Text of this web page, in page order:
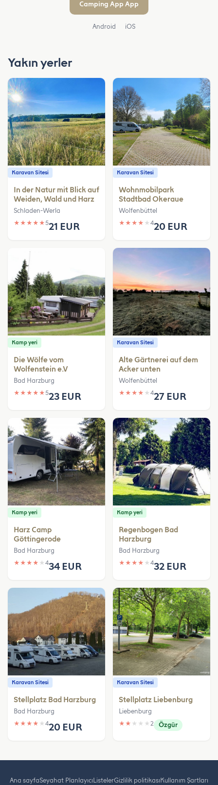
Camping App App
Android iOS
Yakın yerler
Karavan Sitesi
In der Natur mit Blick auf
Weiden, Wald und Harz
Schladen-Werla
★ ★ ★ ★ ★521 EUR
Karavan Sitesi
Wohnmobilpark
Stadtbad Okeraue
Wolfenbüttel
★ ★ ★ ★ ★ 420 EUR
Kamp yeri
Die Wölfe vom
Wolfenstein e.V
Bad Harzburg
★ ★ ★ ★ ★523 EUR
Karavan Sitesi
Alte Gärtnerei auf dem
Acker unten
Wolfenbüttel
★ ★ ★ ★ ★ 427 EUR
Kamp yeri
Harz Camp
Göttingerode
Bad Harzburg
★ ★ ★ ★ ★ 434 EUR
Kamp yeri
Regenbogen Bad
Harzburg
Bad Harzburg
★ ★ ★ ★ ★ 432 EUR
Karavan Sitesi
Stellplatz Bad Harzburg
Bad Harzburg
★ ★ ★ ★ ★ 420 EUR
Karavan Sitesi
Stellplatz Liebenburg
Liebenburg
★ ★ ★ ★ ★ 2 Özgür
Ana sayfaSeyahat PlanlayıcıListelerGizlilik politikasıKullanım Şartları